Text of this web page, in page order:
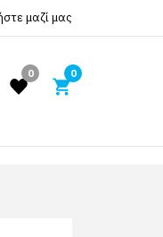
μαζί μας
0 0